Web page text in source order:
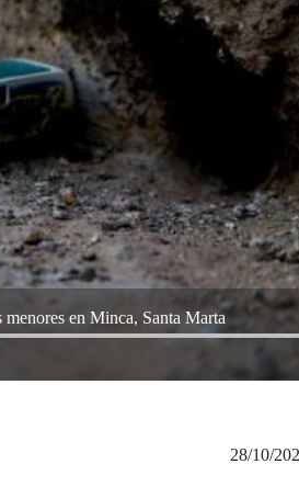
en Minca, Santa Marta
28/10/